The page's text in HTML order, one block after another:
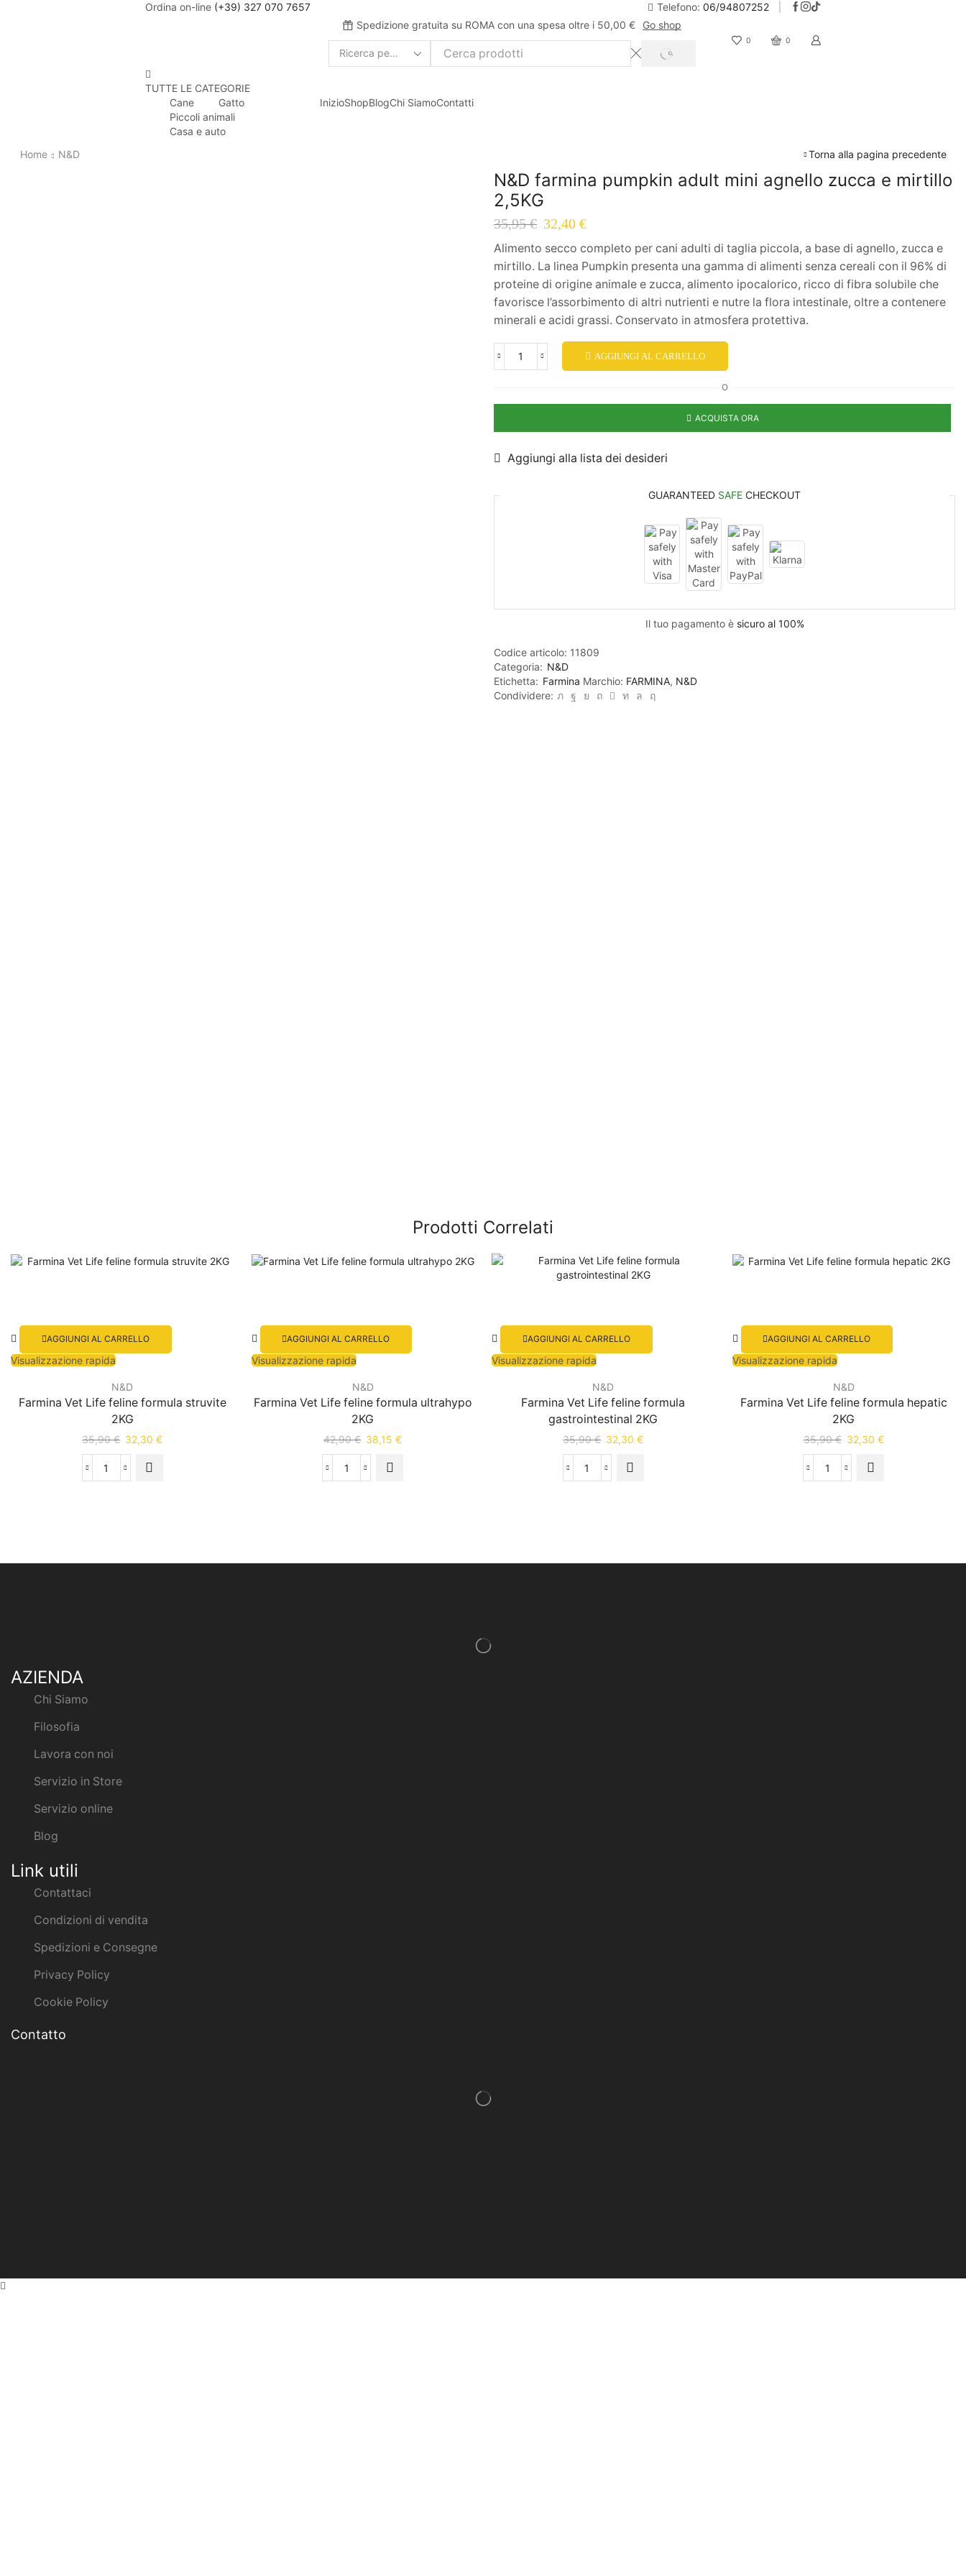
Ordina on-line (+39) 327 070 7657 Telefono: 06/94807252
Spedizione gratuita su ROMA con una spesa oltre i 50,00 €
Go shop
0 0
TUTTE LE CATEGORIE
Cane
Gatto
Piccoli animali
Casa e auto
InizioShopBlogChi SiamoContatti
Home N&D Torna alla pagina precedente
N&D farmina pumpkin adult mini agnello zucca e mirtillo
2,5KG
35,95€ 32,40 €
Alimento secco completo per cani adulti di taglia piccola, a base di agnello, zucca e
mirtillo. La linea Pumpkin presenta una gamma di alimenti senza cereali con il 96% di
proteine di origine animale e zucca, alimento ipocalorico, ricco di fibra solubile che
favorisce l’assorbimento di altri nutrienti e nutre la flora intestinale, oltre a contenere
minerali e acidi grassi. Conservato in atmosfera protettiva.
AGGIUNGI AL CARRELLO
O
ACQUISTA ORA
Aggiungi alla lista dei desideri
GUARANTEED SAFE CHECKOUT
Il tuo pagamento è sicuro al 100%
Codice articolo: 11809
Categoria: N&D
Etichetta: Farmina Marchio: FARMINA, N&D
Condividere:
Prodotti Correlati
AGGIUNGI AL CARRELLO
Visualizzazione rapida
N&D
Farmina Vet Life feline formula struvite
2KG
35,90€ 32,30€
AGGIUNGI AL CARRELLO
Visualizzazione rapida
N&D
Farmina Vet Life feline formula ultrahypo
2KG
42,90€ 38,15€
AGGIUNGI AL CARRELLO
Visualizzazione rapida
N&D
Farmina Vet Life feline formula
gastrointestinal 2KG
35,90€ 32,30€
AGGIUNGI AL CARRELLO
Visualizzazione rapida
N&D
Farmina Vet Life feline formula hepatic
2KG
35,90€ 32,30 €
AZIENDA
Chi Siamo
Filosofia
Lavora con noi
Servizio in Store
Servizio online
Blog
Link utili
Contattaci
Condizioni di vendita
Spedizioni e Consegne
Privacy Policy
Cookie Policy
Contatto